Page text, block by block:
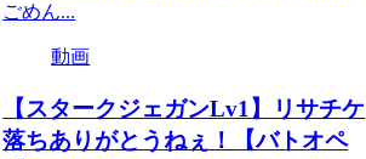
ごめん...
動画
【スタークジェガンLv1】リサチケ
落ちありがとうねぇ！【バトオペ